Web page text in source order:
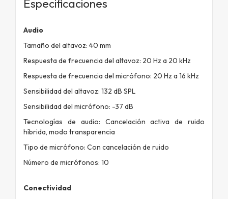
Especificaciones
Audio
Tamaño del altavoz: 40 mm
Respuesta de frecuencia del altavoz: 20 Hz a 20 kHz
Respuesta de frecuencia del micrófono: 20 Hz a 16 kHz
Sensibilidad del altavoz: 132 dB SPL
Sensibilidad del micrófono: -37 dB
Tecnologías de audio: Cancelación activa de ruido
híbrida, modo transparencia
Tipo de micrófono: Con cancelación de ruido
Número de micrófonos: 10
Conectividad